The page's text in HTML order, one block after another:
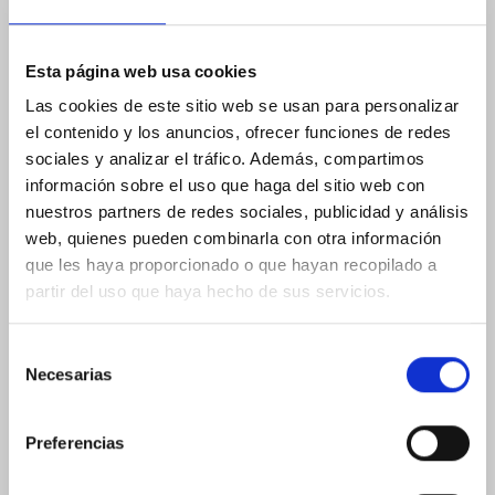
Esta página web usa cookies
Las cookies de este sitio web se usan para personalizar
el contenido y los anuncios, ofrecer funciones de redes
sociales y analizar el tráfico. Además, compartimos
información sobre el uso que haga del sitio web con
nuestros partners de redes sociales, publicidad y análisis
web, quienes pueden combinarla con otra información
que les haya proporcionado o que hayan recopilado a
partir del uso que haya hecho de sus servicios.
Necesarias
Preferencias
Trainer with years of professional experience.
I try to provide my students with all my
knowledge in order to effectively reach their
goals.
The science of Physical Exercise and Health is
in continuous evolution and that is why I
continue in permanent training to be able to
make use of the latest scientific evidence in
exercise.
Versatile athlete, passionate about all kinds of
sports. With the ability to adapt to the